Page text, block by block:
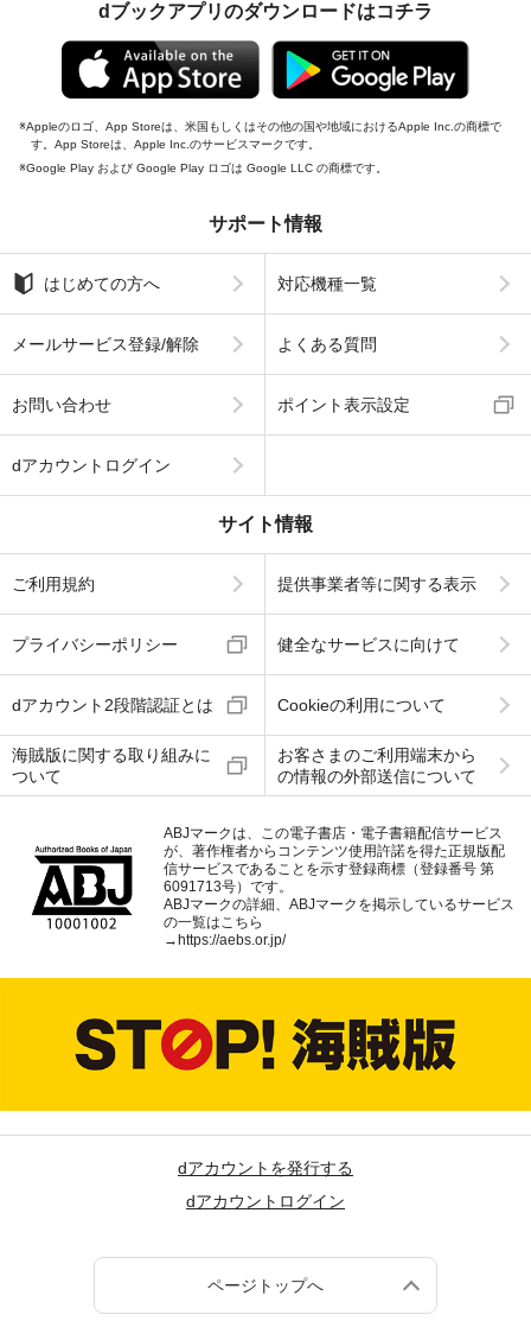
dブックアプリのダウンロードはコチラ
Appleのロゴ、App Storeは、米国もしくはその他の国や地域におけるApple Inc.の商標で
す。App Storeは、Apple Inc.のサービスマークです。
Google Play および Google Play ロゴは Google LLC の商標です。
サポート情報
はじめての方へ 対応機種一覧
メールサービス登録/解除 よくある質問
お問い合わせ ポイント表示設定
dアカウントログイン
サイト情報
ご利用規約 提供事業者等に関する表示
プライバシーポリシー 健全なサービスに向けて
dアカウント2段階認証とは Cookieの利用について
海賊版に関する取り組みに
ついて
お客さまのご利用端末から
の情報の外部送信について
ABJマークは、この電子書店・電子書籍配信サービス
が、著作権者からコンテンツ使用許諾を得た正規版配
信サービスであることを示す登録商標（登録番号 第
6091713号）です。
ABJマークの詳細、ABJマークを掲示しているサービス
の一覧はこちら
→ https://aebs.or.jp/
dアカウントを発行する
dアカウントログイン
ページトップへ